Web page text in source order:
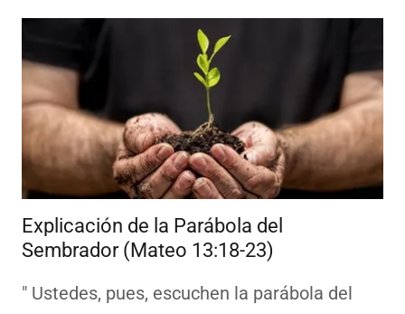
Explicación de la Parábola del
Sembrador (Mateo 13:18-23)
" Ustedes, pues, escuchen la parábola del